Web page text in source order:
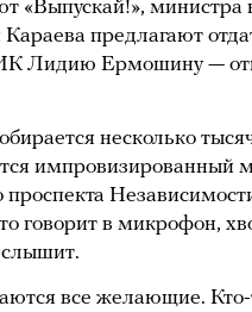
«Выпускай!», министра
предлагают
Лидию Ермошину —
несколько
импровизированный
проспекта
говорит в микрофон,
слышит.
все желающие. Кто-